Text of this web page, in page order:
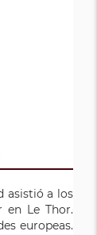
asistió a los
en Le Thor.
europeas.